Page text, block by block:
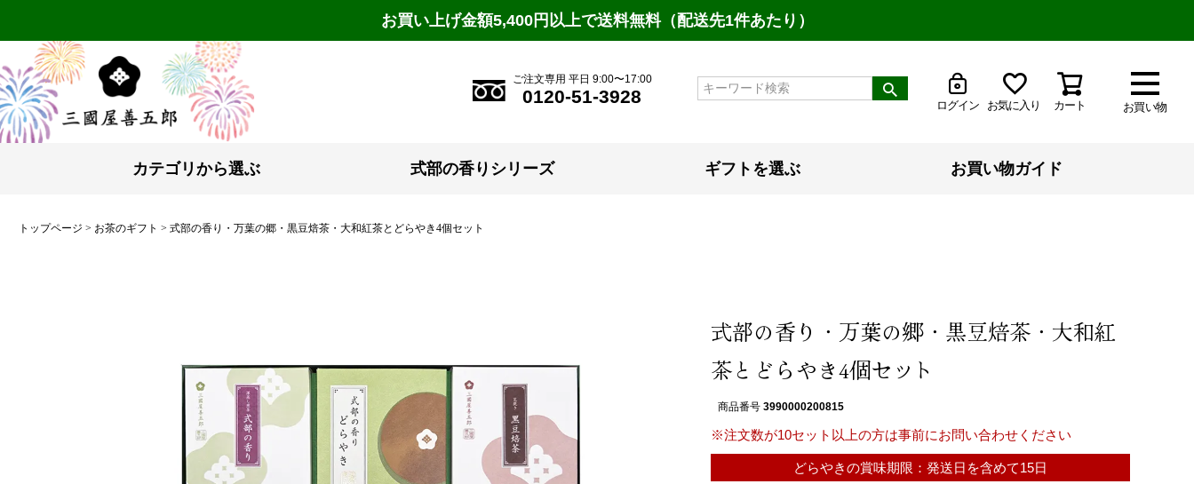
お買い上げ金額5,400円以上で送料無料（配送先1件あたり）
お買い物
ご注文専用 平日 9:00〜17:00
0120-51-3928 ログイン お気に入り カート
カテゴリから選ぶ 式部の香りシリーズ ギフトを選ぶ お買い物ガイド
トップページ お茶のギフト 式部の香り・万葉の郷・黒豆焙茶・大和紅茶とどらやき4個セット
式部の香り・万葉の郷・黒豆焙茶・大和紅
茶とどらやき4個セット
商品番号 3990000200815
※注文数が10セット以上の方は事前にお問い合わせください
どらやきの賞味期限：発送日を含めて15日